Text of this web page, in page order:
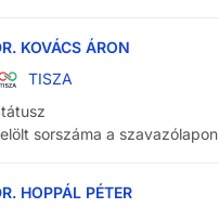
KOVÁCS ÁRON
TISZA
sorszáma a szavazólapon
HOPPÁL PÉTER